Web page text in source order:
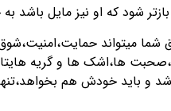
شود که او نیز مایل باشد
میتواند حمایت،امنیت،شوق
ها،اشک ها و گریه
باید خودش هم